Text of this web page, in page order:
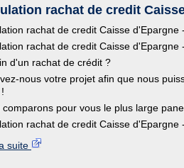
rachat de credit
rachat de credit Caisse
rachat de credit Caisse
d'un rachat de crédit ?
nous votre projet afin que nous
comparons pour vous le plus large
rachat de credit Caisse d'Epargne -
suite